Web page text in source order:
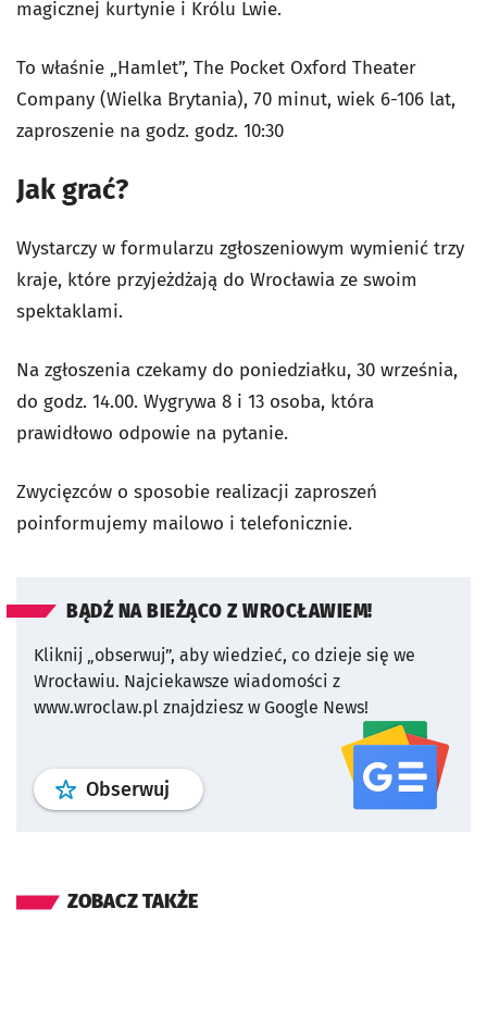
magicznej kurtynie i Królu Lwie.
To właśnie „Hamlet”, The Pocket Oxford Theater
Company (Wielka Brytania), 70 minut, wiek 6-106 lat,
zaproszenie na godz. godz. 10:30
Jak grać?
Wystarczy w formularzu zgłoszeniowym wymienić trzy
kraje, które przyjeżdżają do Wrocławia ze swoim
spektaklami.
Na zgłoszenia czekamy do poniedziałku, 30 września,
do godz. 14.00. Wygrywa 8 i 13 osoba, która
prawidłowo odpowie na pytanie.
Zwycięzców o sposobie realizacji zaproszeń
poinformujemy mailowo i telefonicznie.
BĄDŹ NA BIEŻĄCO Z WROCŁAWIEM!
Kliknij „obserwuj”, aby wiedzieć, co dzieje się we
Wrocławiu. Najciekawsze wiadomości z
www.wroclaw.pl znajdziesz w Google News!
Obserwuj profil serwisu
ZOBACZ TAKŻE